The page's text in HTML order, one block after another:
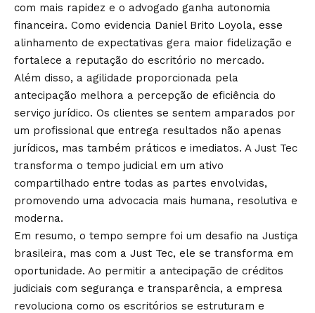
com mais rapidez e o advogado ganha autonomia
financeira. Como evidencia Daniel Brito Loyola, esse
alinhamento de expectativas gera maior fidelização e
fortalece a reputação do escritório no mercado.
Além disso, a agilidade proporcionada pela
antecipação melhora a percepção de eficiência do
serviço jurídico. Os clientes se sentem amparados por
um profissional que entrega resultados não apenas
jurídicos, mas também práticos e imediatos. A Just Tec
transforma o tempo judicial em um ativo
compartilhado entre todas as partes envolvidas,
promovendo uma advocacia mais humana, resolutiva e
moderna.
Em resumo, o tempo sempre foi um desafio na Justiça
brasileira, mas com a Just Tec, ele se transforma em
oportunidade. Ao permitir a antecipação de créditos
judiciais com segurança e transparência, a empresa
revoluciona como os escritórios se estruturam e